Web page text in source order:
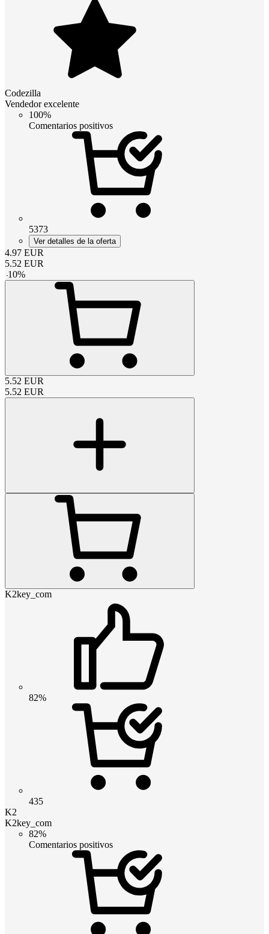
Codezilla
Vendedor excelente
100%
Comentarios positivos
5373
Ver detalles de la oferta
4.97 EUR
5.52 EUR
-10%
5.52 EUR
5.52 EUR
K2key_com
82%
435
K2
K2key_com
82%
Comentarios positivos